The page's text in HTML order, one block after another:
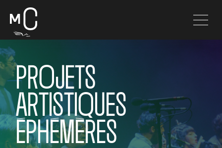
PROJETS
ARTISTIQUES
ÉPHÉMÈRES